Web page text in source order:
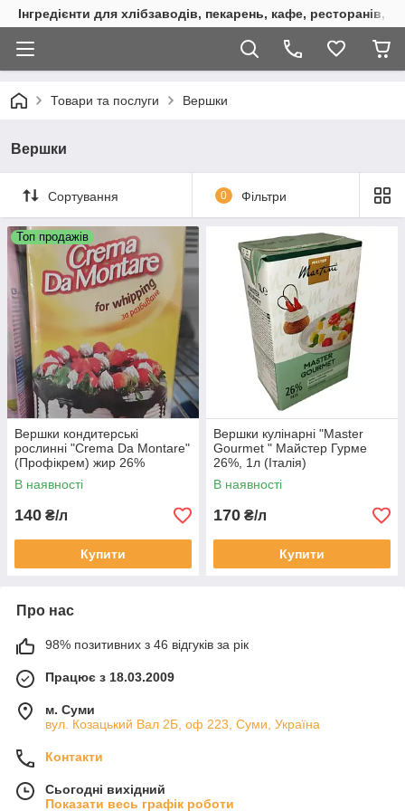
Інгредієнти для хлібзаводів, пекарень, кафе, ресторанів,
Товари та послуги Вершки
Вершки
Сортування 0 Фільтри
Топ продажів
Вершки кондитерські
рослинні "Crema Da Montare"
(Профікрем) жир 26%
(Болгарія) 1 л
В наявності
140 ₴/л
Купити
Вершки кулінарні "Master
Gourmet " Майстер Гурме
26%, 1л (Італія)
В наявності
170 ₴/л
Купити
Про нас
98% позитивних з 46 відгуків за рік
Працює з 18.03.2009
м. Суми
вул. Козацький Вал 2Б, оф 223, Суми, Україна
Контакти
Сьогодні вихідний
Показати весь графік роботи